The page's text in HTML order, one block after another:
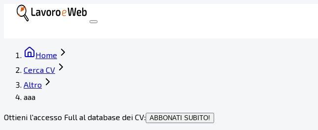
Home
Cerca CV
Altro
aaa
Ottieni l'accesso Full al database dei CV: ABBONATI SUBITO!